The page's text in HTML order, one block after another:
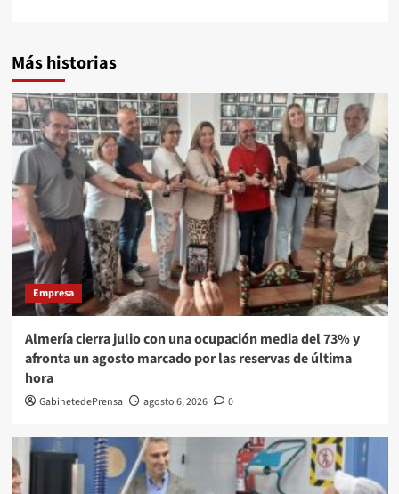
Más historias
Empresa
Almería cierra julio con una ocupación media del 73% y
afronta un agosto marcado por las reservas de última
hora
GabinetedePrensa agosto 6, 2026 0